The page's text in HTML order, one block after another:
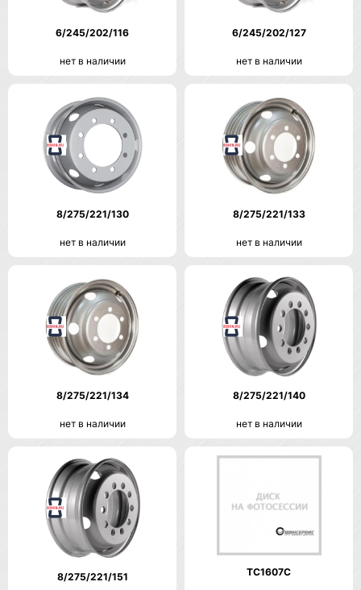
6/245/202/116
нет в наличии
6/245/202/127
нет в наличии
8/275/221/130
нет в наличии
8/275/221/133
нет в наличии
8/275/221/134
нет в наличии
8/275/221/140
нет в наличии
8/275/221/151 TC1607C